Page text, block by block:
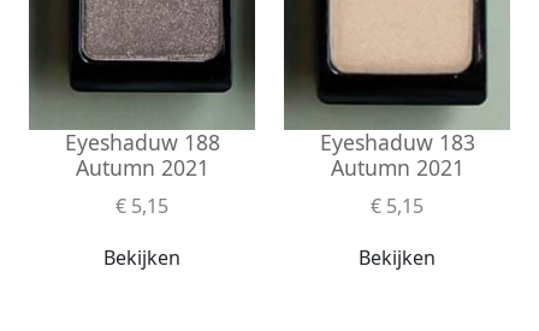
Eyeshaduw 188
Autumn 2021
€ 5,15
Bekijken
Eyeshaduw 183
Autumn 2021
€ 5,15
Bekijken